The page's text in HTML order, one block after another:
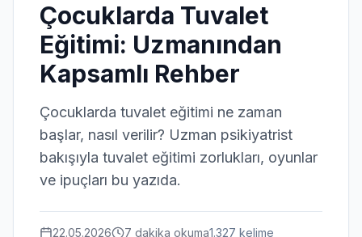
Çocuklarda Tuvalet
Eğitimi: Uzmanından
Kapsamlı Rehber
Çocuklarda tuvalet eğitimi ne zaman
başlar, nasıl verilir? Uzman psikiyatrist
bakışıyla tuvalet eğitimi zorlukları, oyunlar
ve ipuçları bu yazıda.
22.05.2026 7 dakika okuma1.327 kelime